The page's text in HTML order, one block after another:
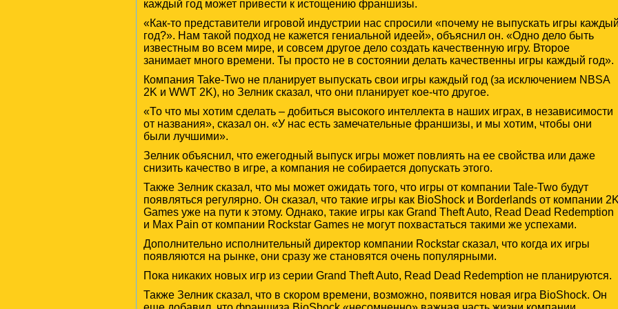
каждый год может привести к истощению франшизы.
«Как-то представители игровой индустрии нас спросили «почему не выпускать игры
год?». Нам такой подход не кажется гениальной идеей», объяснил он. «Одно дело быть
известным во всем мире, и совсем другое дело создать качественную игру. Второе
занимает много времени. Ты просто не в состоянии делать качественны игры каждый год».
Компания Take-Two не планирует выпускать свои игры каждый год (за исключением NBSA
2K и WWT 2K), но Зелник сказал, что они планирует кое-что другое.
«То что мы хотим сделать – добиться высокого интеллекта в наших играх, в независимости
от названия», сказал он. «У нас есть замечательные франшизы, и мы хотим, чтобы они
были лучшими».
Зелник объяснил, что ежегодный выпуск игры может повлиять на ее свойства или даже
снизить качество в игре, а компания не собирается допускать этого.
Также Зелник сказал, что мы может ожидать того, что игры от компании Tale-Two будут
появляться регулярно. Он сказал, что такие игры как BioShock и Borderlands от компании
Games уже на пути к этому. Однако, такие игры как Grand Theft Auto, Read Dead Redemption
и Max Pain от компании Rockstar Games не могут похвастаться такими же успехами.
Дополнительно исполнительный директор компании Rockstar сказал, что когда их игры
появляются на рынке, они сразу же становятся очень популярными.
Пока никаких новых игр из серии Grand Theft Auto, Read Dead Redemption не планируются.
Также Зелник сказал, что в скором времени, возможно, появится новая игра BioShock. Он